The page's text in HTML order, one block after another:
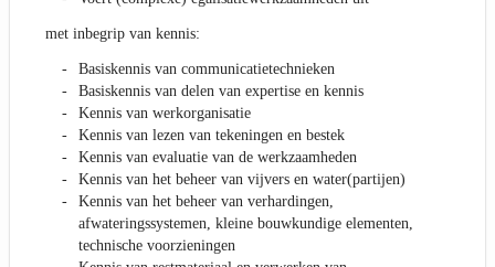
met inbegrip van kennis:
Basiskennis van communicatietechnieken
Basiskennis van delen van expertise en kennis
Kennis van werkorganisatie
Kennis van lezen van tekeningen en bestek
Kennis van evaluatie van de werkzaamheden
Kennis van het beheer van vijvers en water(partijen)
Kennis van het beheer van verhardingen,
afwateringssystemen, kleine bouwkundige elementen,
technische voorzieningen